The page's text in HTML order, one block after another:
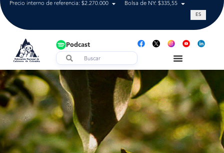
Precio interno de referencia: $2.270.000 Bolsa de NY: $335,55 Tasa de
ES
Podcast